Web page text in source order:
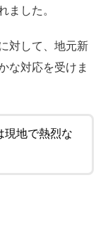
ました。
対して、地元新
な対応を受けま
現地で熱烈な